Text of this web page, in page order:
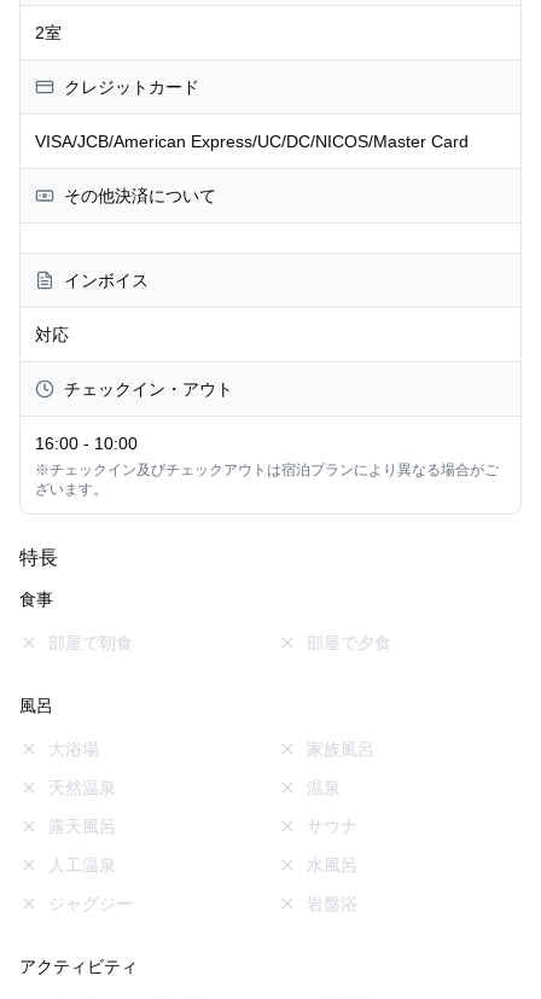
2室
クレジットカード
VISA/JCB/American Express/UC/DC/NICOS/Master Card
その他決済について
インボイス
対応
チェックイン・アウト
16:00 - 10:00
※チェックイン及びチェックアウトは宿泊プランにより異なる場合がご
ざいます。
特長
食事
部屋で朝食 部屋で夕食
風呂
大浴場
家族風呂
天然温泉
温泉
露天風呂
サウナ
人工温泉
水風呂
ジャグジー
岩盤浴
アクティビティ